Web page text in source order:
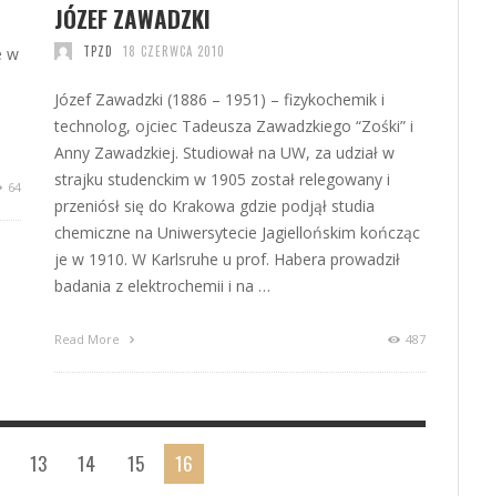
JÓZEF ZAWADZKI
TPZD 18 CZERWCA 2010
Józef Zawadzki (1886 – 1951) – fizykochemik i
technolog, ojciec Tadeusza Zawadzkiego “Zośki” i
Anny Zawadzkiej. Studiował na UW, za udział w
strajku studenckim w 1905 został relegowany i
przeniósł się do Krakowa gdzie podjął studia
chemiczne na Uniwersytecie Jagiellońskim kończąc
je w 1910. W Karlsruhe u prof. Habera prowadził
badania z elektrochemii i na …
Read More 487
w
64
13 14 15 16